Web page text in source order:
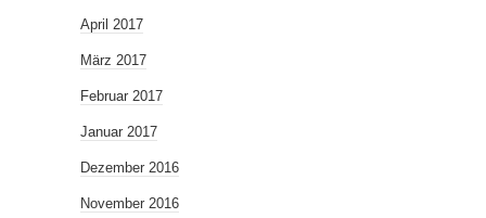
April 2017
März 2017
Februar 2017
Januar 2017
Dezember 2016
November 2016